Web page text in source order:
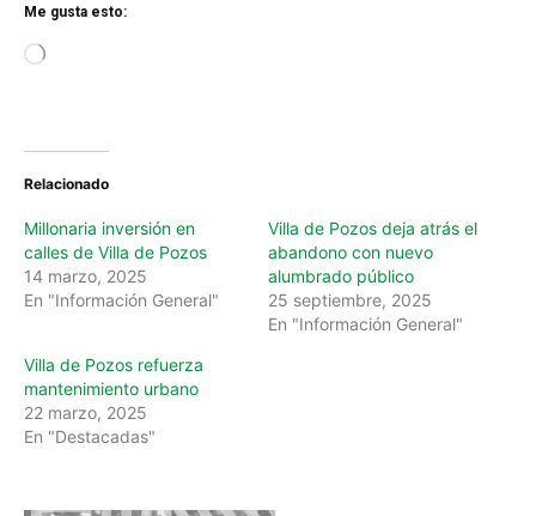
Me gusta esto:
g
Relacionado
Millonaria inversión en
calles de Villa de Pozos
14 marzo, 2025
En "Información General"
Villa de Pozos deja atrás el
abandono con nuevo
alumbrado público
25 septiembre, 2025
En "Información General"
Villa de Pozos refuerza
mantenimiento urbano
22 marzo, 2025
En "Destacadas"